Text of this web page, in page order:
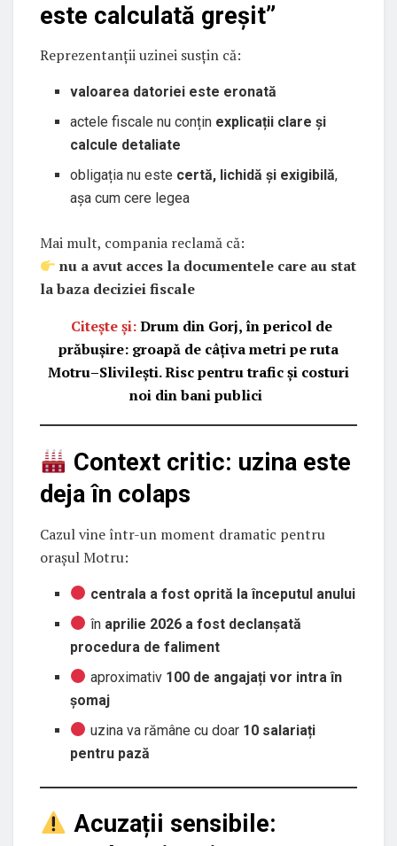
este calculată greșit”
Reprezentanții uzinei susțin că:
valoarea datoriei este eronată
actele fiscale nu conțin explicații clare și
calcule detaliate
obligația nu este certă, lichidă și exigibilă,
așa cum cere legea
Mai mult, compania reclamă că:
nu a avut acces la documentele care au stat
la baza deciziei fiscale
Citește și:Drum din Gorj, în pericol de
prăbușire: groapă de câțiva metri pe ruta
Motru–Slivilești. Risc pentru trafic și costuri
noi din bani publici
Context critic: uzina este
deja în colaps
Cazul vine într-un moment dramatic pentru
orașul Motru:
centrala a fost oprită la începutul anului
în aprilie 2026 a fost declanșată
procedura de faliment
aproximativ 100 de angajați vor intra în
șomaj
uzina va rămâne cu doar 10 salariați
pentru pază
Acuzații sensibile: